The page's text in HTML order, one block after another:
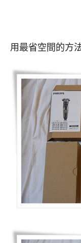
用最省空間的方